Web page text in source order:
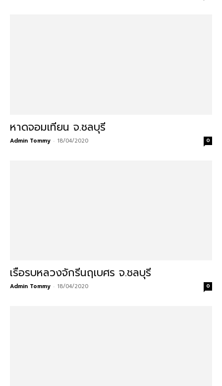
หาดจอมเทียน จ.ชลบุรี
Admin Tommy - 18/04/2020 0
เรือรบหลวงจักรีนฤเบศร จ.ชลบุรี
Admin Tommy - 18/04/2020 0